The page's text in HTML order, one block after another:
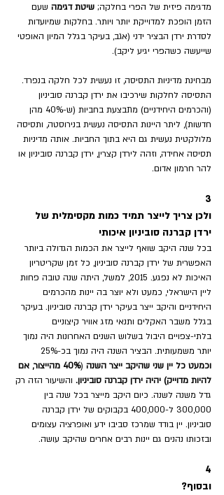
מדגימה פיזית של הפרי בחלקה; שיטת דגימה שעם
הזמן הופכת למדוייקת יותר ויותר. בחלקות שמיועדות
לסדרת ירדן הבציר ידני (אגב, בעיקר בגלל המיון האופטי
שייעשה כשהפרי יגיע ליקב).
מבחינת מדיניות התסיסה, זו נעשית לכל חלקה בנפרד.
התסיסה לחלקות שירכיבו את ירדן קברנה סוביניון
(והכרמים היחידניים) מתבצעת בחביות (ש-40% מהן
חדשות), ליתר היינות התסיסה נעשית בנירוסטה, ותסיסה
מלולקטית נעשית גם היא בתוך החביות. אותה מדיניות
תסיסה אחידה, וזהה לירדן קצרין, ירדן קברנה סוביניון או
להר חרמון אדום.
3
ולכן צריך לייצר תמיד כמות מקסימלית של
ירדן קברנה סוביניון איכותי
בכל שנה היקב שואף לייצר את הכמות הגדולה ביותר
האפשרית של ירדן קברנה סוביניון, כל זמן שקריטריון
האיכות לא נפגע. 2015, למשל, היתה שנה טובה פחות
ליין הישראלי, כמעט ולא יוצר בה יינות מהכרמים
היחידניים והיקב ייצר בעיקר ירדן קברנה סוביניון. בעיקר
בגלל משבר האקלים ותנאי מזג אוויר קיצוניים
בלתי-צפויים היבול בשלוש השנים האחרונות היה נמוך
יותר משמעותית. הבציר השנה היה נמוך בכ-25%
וכמעט כל יין שני שהיקב ייצר השנה (
40% מהייצור, אם
להיות מדוייק) יהיה ירדן קברנה סוביניון. והשיעור הזה רק
גדל משנה לשנה. כיום היקב מייצר בכל שנה בין
300,000 ל-400,000 בקבוקים של ירדן קברנה
סוביניון. יין בודד שמרכז סביבו ידע ואופרציה עצומים
ובזכותו נהנים גם יינות רבים אחרים שהיקב עושה.
4
ובסוף?